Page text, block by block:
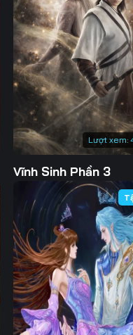
Tập 127
Tập 134
Tập 141
Tập 148
Tập 155
Tập 162
Tập 169
Tập 176
Tập 183
Tập 190
Tập 197
Lượt xem:
Vĩnh Sinh Phần 3